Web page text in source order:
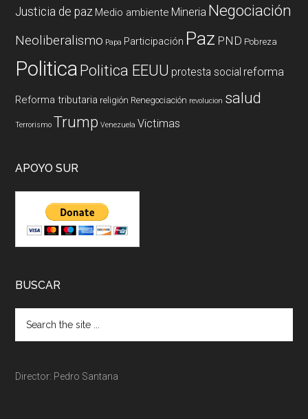
Justicia de paz Medio ambiente Mineria Negociación
Neoliberalismo Papa Participación Paz PND Pobreza
PoliticaPolitica EEUU protesta social reforma
Reforma tributaria religión Renegociación revolucion salud
Terrorismo Trump Venezuela Victimas
APOYO SUR
BUSCAR
Director: Pedro Santana